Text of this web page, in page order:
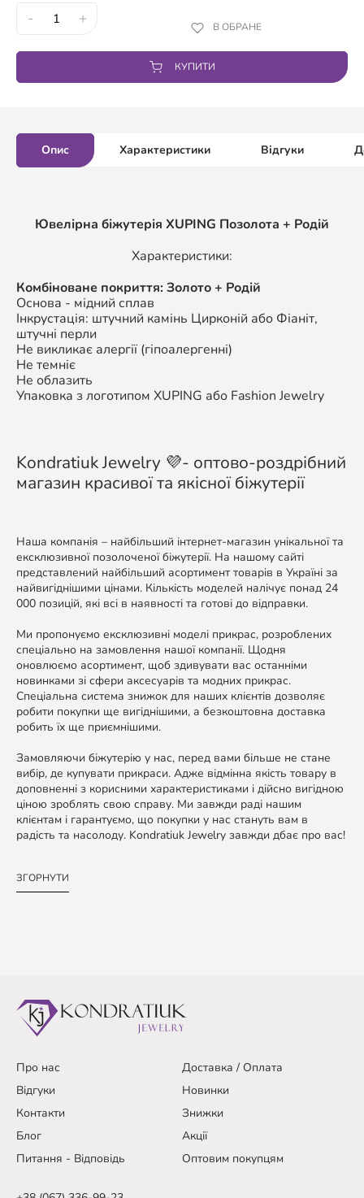
- + В ОБРАНЕ
КУПИТИ
Опис Характеристики Відгуки
Ювелірна біжутерія XUPING Позолота + Родій
Характеристики:
Комбіноване покриття: Золото + Родій
Основа - мідний сплав
Інкрустація: штучний камінь Цирконій або Фіаніт,
штучні перли
Не викликає алергії (гіпоалергенні)
Не темніє
Не облазить
Упаковка з логотипом XUPING або Fashion Jewelry
Kondratiuk Jewelry 💜- оптово-роздрібний
магазин красивої та якісної біжутерії
Наша компанія – найбільший інтернет-магазин унікальної та
ексклюзивної позолоченої біжутерії. На нашому сайті
представлений найбільший асортимент товарів в Україні за
найвигіднішими цінами. Кількість моделей налічує понад 24
000 позицій, які всі в наявності та готові до відправки.
Ми пропонуємо ексклюзивні моделі прикрас, розроблених
спеціально на замовлення нашої компанії. Щодня
оновлюємо асортимент, щоб здивувати вас останніми
новинками зі сфери аксесуарів та модних прикрас.
Спеціальна система знижок для наших клієнтів дозволяє
робити покупки ще вигіднішими, а безкоштовна доставка
робить їх ще приємнішими.
Замовляючи біжутерію у нас, перед вами більше не стане
вибір, де купувати прикраси. Адже відмінна якість товару в
доповненні з корисними характеристиками і дійсно вигідною
ціною зроблять свою справу. Ми завжди раді нашим
клієнтам і гарантуємо, що покупки у нас стануть вам в
радість та насолоду. Kondratiuk Jewelry завжди дбає про вас!
ЗГОРНУТИ
Про нас
Доставка / Оплата
Відгуки
Новинки
Контакти
Знижки
Блог
Акції
Питання - Відповідь
Оптовим покупцям